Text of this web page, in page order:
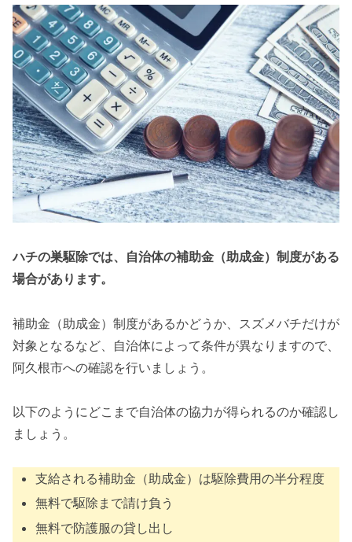
ハチの巣駆除では、自治体の補助金（助成金）制度がある
場合があります。
補助金（助成金）制度があるかどうか、スズメバチだけが
対象となるなど、自治体によって条件が異なりますので、
阿久根市への確認を行いましょう。
以下のようにどこまで自治体の協力が得られるのか確認し
ましょう。
支給される補助金（助成金）は駆除費用の半分程度
無料で駆除まで請け負う
無料で防護服の貸し出し